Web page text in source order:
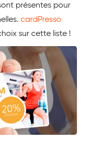
présentes pour
cardPresso
sur cette liste !